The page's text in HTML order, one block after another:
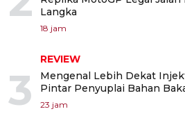
Langka
18 jam
3
REVIEW
Mengenal Lebih Dekat
Pintar Penyuplai Bahan
23 jam